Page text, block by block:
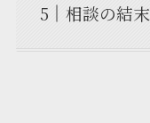
相談の結末